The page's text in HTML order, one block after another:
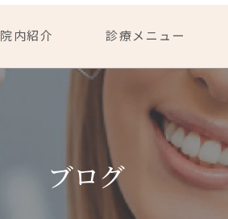
院内紹介 診療メニュー
ブログ